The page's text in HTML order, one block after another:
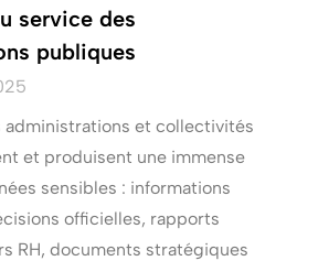
service des
publiques
administrations et collectivités
et produisent une immense
sensibles : informations
officielles, rapports
RH, documents stratégiques